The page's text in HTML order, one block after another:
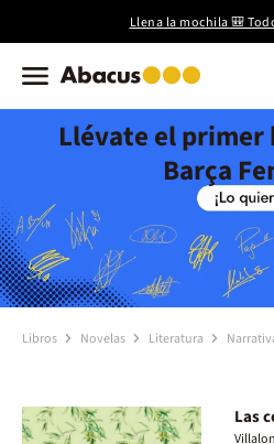
Llena la mochila 🎒
Llévate el
Barça
Libros Novelas Literatura
Las